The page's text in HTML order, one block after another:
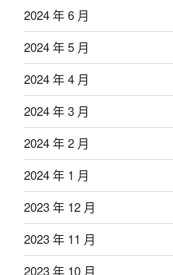
2024 年 6 月
2024 年 5 月
2024 年 4 月
2024 年 3 月
2024 年 2 月
2024 年 1 月
2023 年 12 月
2023 年 11 月
2023 年 10 月